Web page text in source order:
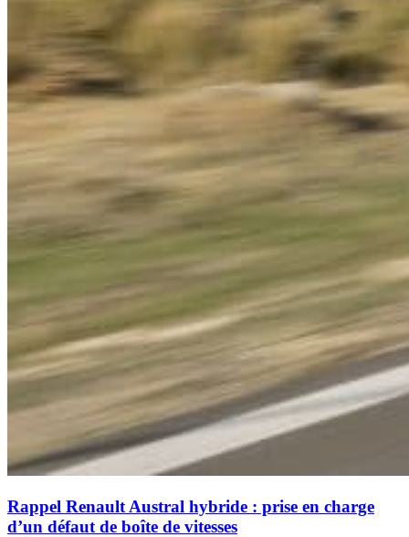
Rappel Renault Austral hybride : prise en charge
d’un défaut de boîte de vitesses